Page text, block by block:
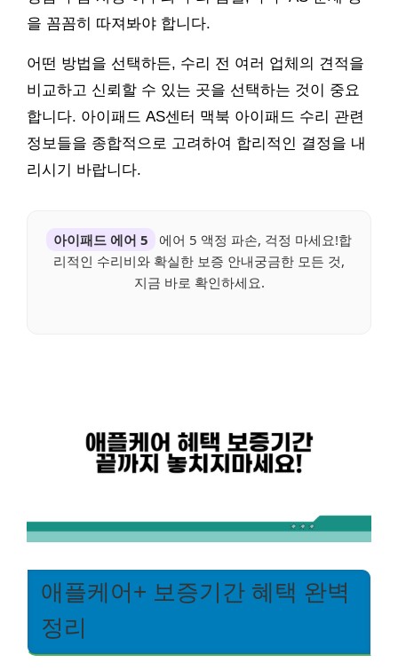
을 꼼꼼히 따져봐야 합니다.
어떤 방법을 선택하든, 수리 전 여러 업체의 견적을
비교하고 신뢰할 수 있는 곳을 선택하는 것이 중요
합니다. 아이패드 AS센터 맥북 아이패드 수리 관련
정보들을 종합적으로 고려하여 합리적인 결정을 내
리시기 바랍니다.
아이패드 에어 5
에어 5 액정 파손, 걱정 마세요!합
리적인 수리비와 확실한 보증 안내궁금한 모든 것,
지금 바로 확인하세요.
애플케어+ 보증기간 혜택 완벽
정리